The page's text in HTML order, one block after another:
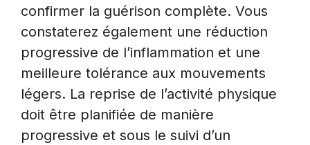
confirmer la guérison complète. Vous
constaterez également une réduction
progressive de l’inflammation et une
meilleure tolérance aux mouvements
légers. La reprise de l’activité physique
doit être planifiée de manière
progressive et sous le suivi d’un